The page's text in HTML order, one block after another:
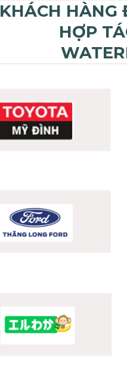
KHÁCH HÀNG
HỢP